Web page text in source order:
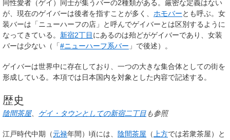
同性愛者（ゲイ）同士が集うバーの2種類がある。厳密な定義はない
が、現在のゲイバーは後者を指すことが多く、 ホモバーとも呼ぶ。女
装バーは「ニューハーフの店」と呼んでゲイバーとは区別するように
なってきている。 新宿2丁目 にあるのは殆どがゲイバーであり、女装
バーは少ない（「#ニューハーフ系バー 」で後述）。
ゲイバーは世界中に存在しており、一つの大きな集合体としての街を
形成している。本項では日本国内を対象とした内容で記述する。
歴史
陰間茶屋、 ゲイ・タウンとしての新宿二丁目も参照
江戸時代中期（元禄年間）頃には、 陰間茶屋 （ 上方では若衆茶屋）と